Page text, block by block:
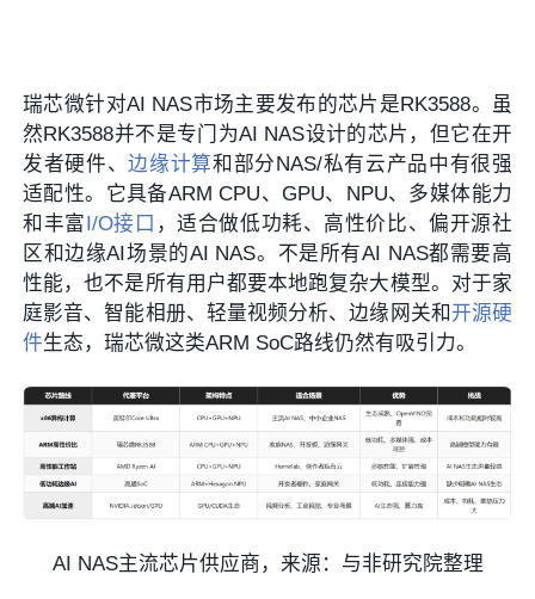
瑞芯微针对AI NAS市场主要发布的芯片是RK3588。虽
然RK3588并不是专门为AI NAS设计的芯片，但它在开
发者硬件、边缘计算和部分NAS/私有云产品中有很强
适配性。它具备ARM CPU、GPU、NPU、多媒体能力
和丰富I/O接口 ，适合做低功耗、高性价比、偏开源社
区和边缘AI场景的AI NAS。不是所有AI NAS都需要高
性能，也不是所有用户都要本地跑复杂大模型。对于家
庭影音、智能相册、轻量视频分析、边缘网关和开源硬
件生态，瑞芯微这类ARM SoC路线仍然有吸引力。
AI NAS主流芯片供应商，来源：与非研究院整理